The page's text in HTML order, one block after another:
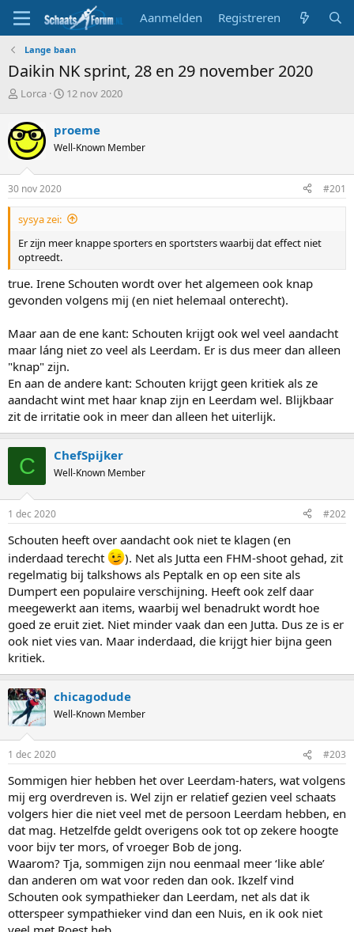
Aanmelden Registreren
Lange baan
Daikin NK sprint, 28 en 29 november 2020
T
p
i
c
s
t
a
r
t
r
Lorca
S
r
t
a
u
m
12 nov 2020
proeme
Well-Known Member
30 nov 2020 #201
sysya zei:
Er zijn meer knappe sporters en sportsters waarbij dat effect niet
optreedt.
true. Irene Schouten wordt over het algemeen ook knap
gevonden volgens mij (en niet helemaal onterecht).
Maar aan de ene kant: Schouten krijgt ook wel veel aandacht
maar láng niet zo veel als Leerdam. Er is dus meer dan alleen
"knap" zijn.
En aan de andere kant: Schouten krijgt geen kritiek als ze
aandacht wint met haar knap zijn en Leerdam wel. Blijkbaar
zit de irritatie ook in meer dan alleen het uiterlijk.
C ChefSpijker
Well-Known Member
1 dec 2020 #202
Schouten heeft over aandacht ook niet te klagen (en
inderdaad terecht
). Net als Jutta een FHM-shoot gehad, zit
regelmatig bij talkshows als Peptalk en op een site als
Dumpert een populaire verschijning. Heeft ook zelf daar
meegewerkt aan items, waarbij wel benadrukt wordt hoe
goed ze eruit ziet. Niet minder vaak dan een Jutta. Dus ze is er
ook niet vies van. Maar inderdaad, die krijgt hier bijna geen
kritiek.
chicagodude
Well-Known Member
1 dec 2020 #203
Sommigen hier hebben het over Leerdam-haters, wat volgens
mij erg overdreven is. Wel zijn er relatief gezien veel schaats
volgers hier die niet veel met de persoon Leerdam hebben, en
dat mag. Hetzelfde geldt overigens ook tot op zekere hoogte
voor bijv ter mors, of vroeger Bob de jong.
Waarom? Tja, sommigen zijn nou eenmaal meer ‘like able’
dan anderen om wat voor reden dan ook. Ikzelf vind
Schouten ook sympathieker dan Leerdam, net als dat ik
otterspeer sympathieker vind dan een Nuis, en ik ook niet